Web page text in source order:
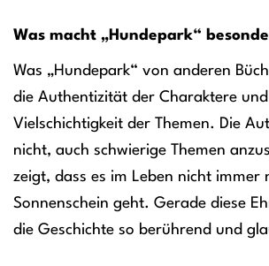
Was macht „Hundepark“
Was „Hundepark“ von anderen
die Authentizität der Charaktere
Vielschichtigkeit der Themen. Die
nicht, auch schwierige Themen
zeigt, dass es im Leben nicht immer
Sonnenschein geht. Gerade diese
die Geschichte so berührend und